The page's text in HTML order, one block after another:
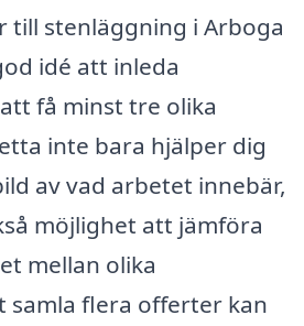
till stenläggning i Arboga
idé att inleda
få minst tre olika
inte bara hjälper dig
av vad arbetet innebär,
möjlighet att jämföra
mellan olika
samla flera offerter kan